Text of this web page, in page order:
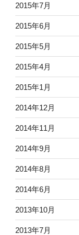
2015年7月
2015年6月
2015年5月
2015年4月
2015年1月
2014年12月
2014年11月
2014年9月
2014年8月
2014年6月
2013年10月
2013年7月